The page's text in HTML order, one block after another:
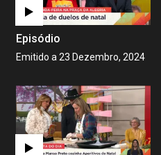
Episódio
Emitido a 23 Dezembro, 2024